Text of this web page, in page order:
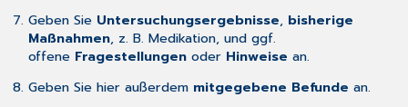
Geben Sie Untersuchungsergebnisse, bisherige
Maßnahmen, z. B. Medikation, und ggf.
offene Fragestellungenoder Hinweise an.
Geben Sie hier außerdem mitgegebene Befunde an.